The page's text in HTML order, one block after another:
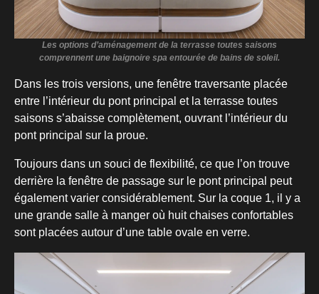
Les options d’aménagement de la terrasse toutes saisons
comprennent une baignoire spa entourée de bains de soleil.
Dans les trois versions, une fenêtre traversante placée
entre l’intérieur du pont principal et la terrasse toutes
saisons s’abaisse complètement, ouvrant l’intérieur du
pont principal sur la proue.
Toujours dans un souci de flexibilité, ce que l’on trouve
derrière la fenêtre de passage sur le pont principal peut
également varier considérablement. Sur la coque 1, il y a
une grande salle à manger où huit chaises confortables
sont placées autour d’une table ovale en verre.